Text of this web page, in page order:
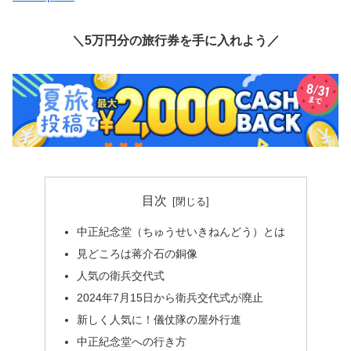
＼5万円分の旅行券を手に入れよう／
目次
中正紀念堂（ちゅうせいきねんどう）とは
見どころは蒋介石の銅像
人気の衛兵交代式
2024年7月15日から衛兵交代式が廃止
新しく人気に！儀仗隊の屋外行進
中正紀念堂への行き方